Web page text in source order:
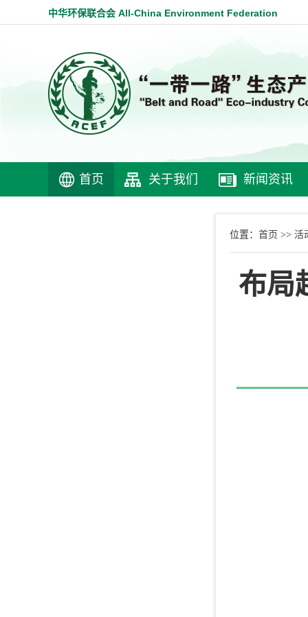
中华环保联合会 All-China Environment Federation
首页 关于我们 新闻资讯
位置： 首页 >> 活
布局